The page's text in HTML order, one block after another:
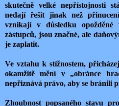
skutečně velké nepřístojnosti
nedají řešit jinak než
vznikají v důsledku opožděné
zástupců, jsou značné, ale
je zaplatit.
Ve vztahu k stížnostem,
okamžitě mění v „obránce
nepřiznává právo, aby se bránili
Zhoubnost popsaného stavu